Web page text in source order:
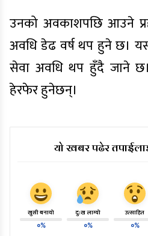
उनको अवकाशपछि आउने
अवधि डेढ वर्ष थप हुने छ।
सेवा अवधि थप हुँदै जाने
हेरफेर हुनेछन्।
यो खबर पढेर
खुसी बनायो
०%
दु:ख लाग्यो
०%
उत्साहित
०%